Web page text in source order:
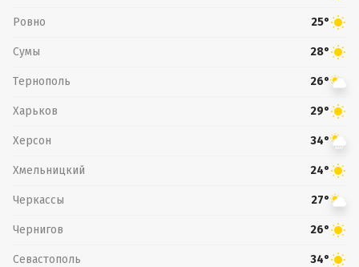
Ровно 25°
Сумы 28°
Тернополь 26°
Харьков 29°
Херсон 34°
Хмельницкий 24°
Черкассы 27°
Чернигов 26°
Севастополь 34°